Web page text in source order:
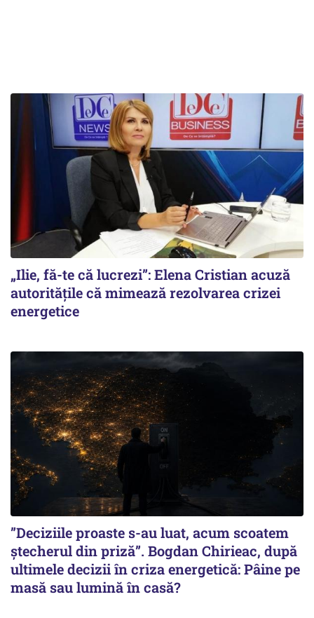
„Ilie, fă-te că lucrezi”: Elena Cristian acuză
autoritățile că mimează rezolvarea crizei
energetice
”Deciziile proaste s-au luat, acum scoatem
ștecherul din priză”. Bogdan Chirieac, după
ultimele decizii în criza energetică: Pâine pe
masă sau lumină în casă?